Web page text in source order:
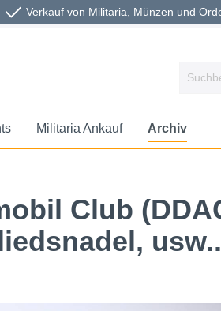
Verkauf von Militaria, Münzen und
Militaria Ankauf Archiv
Club